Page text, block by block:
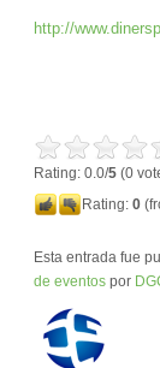
http://
Rating: 0.0/5 (0
Rating: 0
Esta entrada fue
de eventos por